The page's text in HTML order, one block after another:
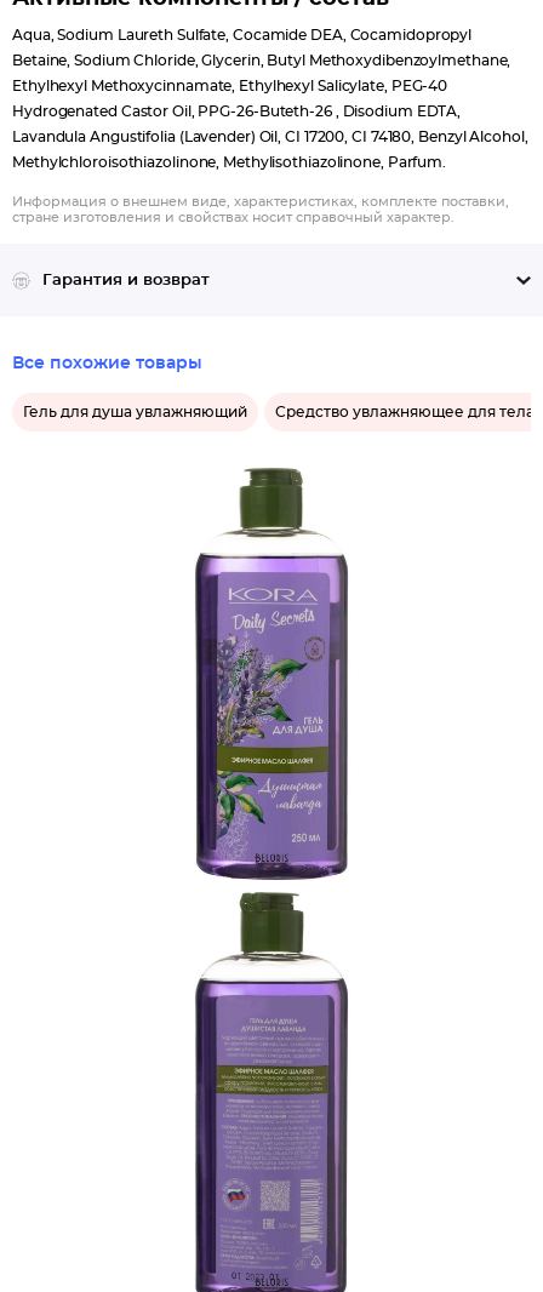
Aqua, Sodium Laureth Sulfate, Cocamide DEA, Cocamidopropyl
Betaine, Sodium Chloride, Glycerin, Butyl Methoxydibenzoylmethane,
Ethylhexyl Methoxycinnamate, Ethylhexyl Salicylate, PEG-40
Hydrogenated Castor Oil, PPG-26-Buteth-26 , Disodium EDTA,
Lavandula Angustifolia (Lavender) Oil, CI 17200, CI 74180, Benzyl Alcohol,
Methylchloroisothiazolinone, Methylisothiazolinone, Parfum.
Информация о внешнем виде, характеристиках, комплекте поставки,
стране изготовления и свойствах носит справочный характер.
Гарантия и возврат
Все похожие товары
Гель для душа увлажняющий Средство увлажняющее для тела